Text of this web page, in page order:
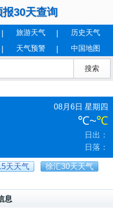
30天查询
旅游天气
历史天气
天气预警 中国地图
08月6日 星期四
℃~℃
日出：
日落：
天天气
徐汇30天天气
息